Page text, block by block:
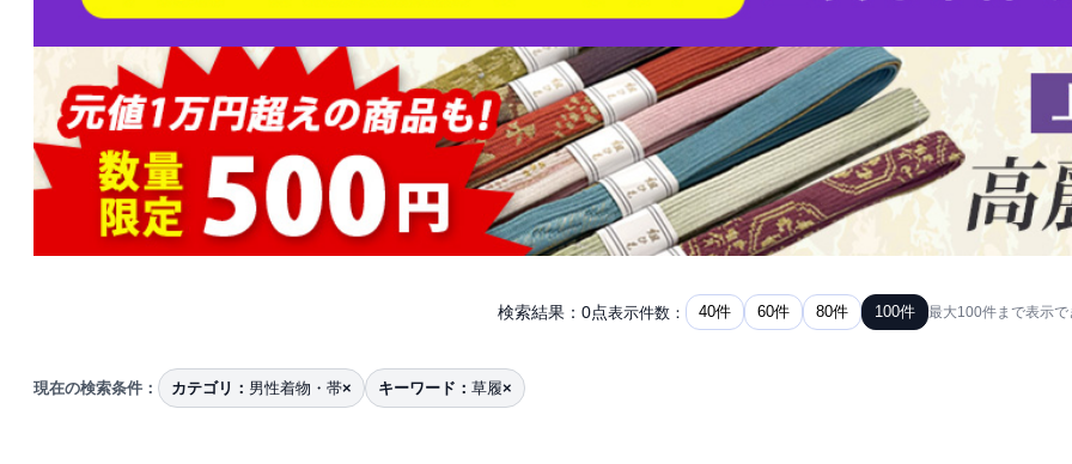
検索結果：0点表示件数： 40件 60件 80件 100件 最大100件まで表示で
現在の検索条件： カテゴリ： 男性着物・帯× キーワード： 草履×